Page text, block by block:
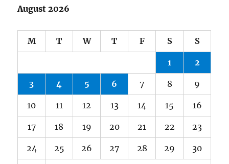
August 2026
M T W T F S S
1 2
3 4 5 6 7 8 9
10 11 12 13 14 15 16
17 18 19 20 21 22 23
24 25 26 27 28 29 30